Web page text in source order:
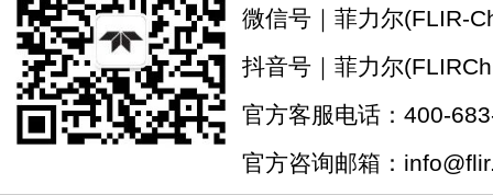
微信号｜菲力尔(FLIR-
抖音号｜菲力尔
官方客服电话：400-
官方咨询邮箱：